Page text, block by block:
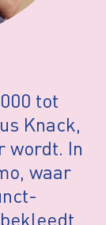
tot
Knack,
wordt. In
waar